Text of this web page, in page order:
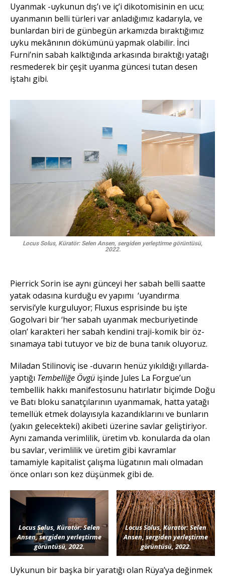
Uyanmak -uykunun dış’ı ve iç’i dikotomisinin en ucu;
uyanmanın belli türleri var anladığımız kadarıyla, ve
bunlardan biri de günbegün arkamızda bıraktığımız
uyku mekânının dökümünü yapmak olabilir. İnci
Furni’nin sabah kalktığında arkasında bıraktığı yatağı
resmederek bir çeşit uyanma güncesi tutan desen
iştahı gibi.
Locus Solus, Küratör: Selen Ansen, sergiden yerleştirme görüntüsü,
2022.
Pierrick Sorin ise aynı günceyi her sabah belli saatte
yatak odasına kurduğu ev yapımı ‘uyandırma
servisi’yle kurguluyor; Fluxus esprisinde bu işte
Gogolvari bir ‘her sabah uyanmak mecburiyetinde
olan’ karakteri her sabah kendini traji-komik bir öz-
sınamaya tabi tutuyor ve biz de buna tanık oluyoruz.
Miladan Stilinoviç ise -duvarın henüz yıkıldığı yıllarda-
yaptığı Tembelliğe Övgü işinde Jules La Forgue’un
tembellik hakkı manifestosunu hatırlatır biçimde Doğu
ve Batı bloku sanatçılarının uyanmamak, hatta yatağı
temellük etmek dolayısıyla kazandıklarını ve bunların
(yakın gelecekteki) akibeti üzerine savlar geliştiriyor.
Aynı zamanda verimlilik, üretim vb. konularda da olan
bu savlar, verimlilik ve üretim gibi kavramlar
tamamiyle kapitalist çalışma lügatının malı olmadan
önce onları son kez düşünmek gibi de.
Locus Solus, Küratör: Selen
Ansen, sergiden yerleştirme
görüntüsü, 2022.
Locus Solus, Küratör: Selen
Ansen, sergiden yerleştirme
görüntüsü, 2022.
Uykunun bir başka bir yaratığı olan Rüya’ya değinmek